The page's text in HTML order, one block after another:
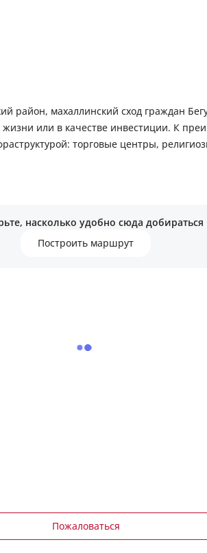
район, махаллинский сход граждан
или в качестве инвестиции. К
торговые центры,
насколько удобно сюда добираться
Построить маршрут
Пожаловаться